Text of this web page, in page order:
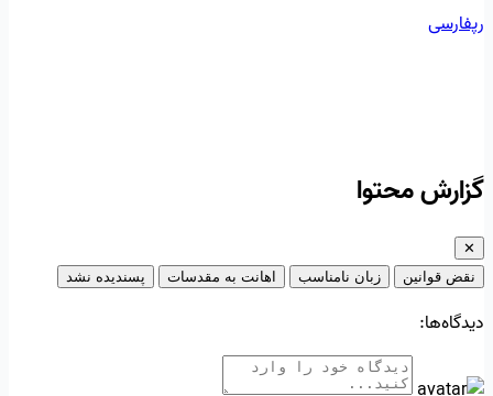
رپفارسی
گزارش محتوا
✕
نقض قوانین
زبان نامناسب اهانت به مقدسات پسندیده نشد
دیدگاه‌ها: